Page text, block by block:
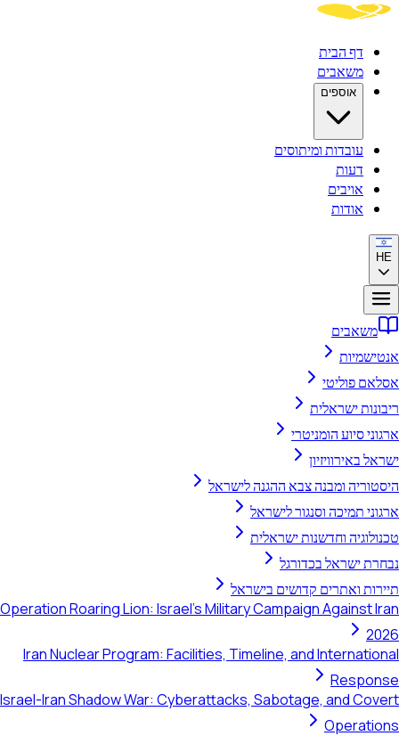
דף הבית
משאבים
אוספים
עובדות ומיתוסים
דעות
אויבים
אודות
HE
משאבים
אנטישמיות
אסלאם פוליטי
ריבונות ישראלית
ארגוני סיוע הומניטרי
ישראל באירוויזיון
היסטוריה ומבנה צבא ההגנה לישראל
ארגוני תמיכה וסנגור לישראל
טכנולוגיה וחדשנות ישראלית
נבחרת ישראל בכדורגל
תיירות ואתרים קדושים בישראל
Operation Roaring Lion: Israel's Military Campaign Against Iran
2026
Iran Nuclear Program: Facilities, Timeline, and International
Response
Israel-Iran Shadow War: Cyberattacks, Sabotage, and Covert
Operations